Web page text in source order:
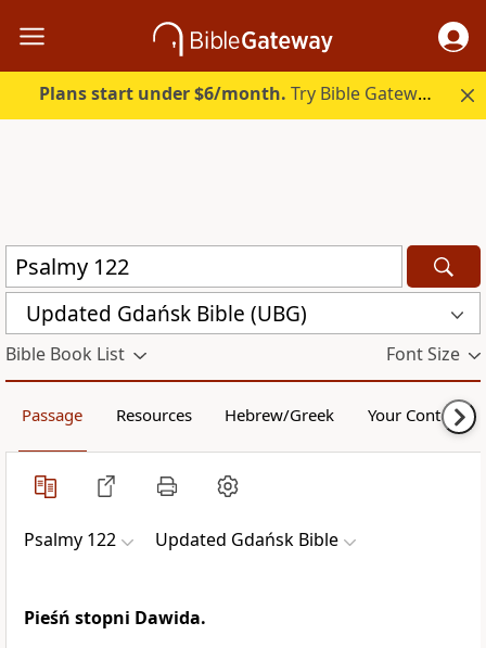
Plans start under $6/month. Try Bible Gateway Plus.
Updated Gdańsk Bible (UBG)
Bible Book List Font Size
Passage Resources Hebrew/Greek Your Content
Psalmy 122 Updated Gdańsk Bible
Pieśń stopni Dawida.